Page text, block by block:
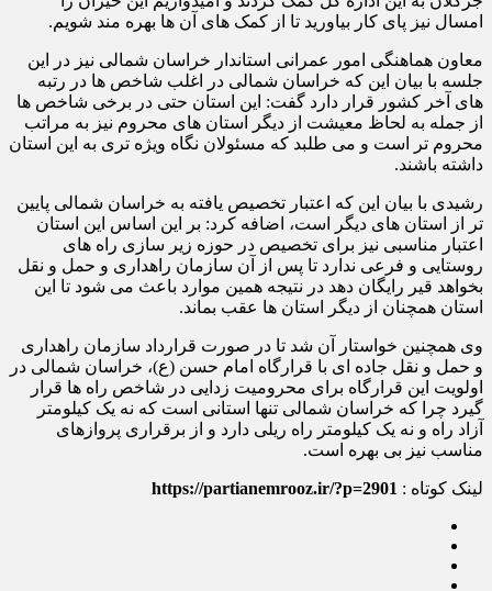
امسال نیز پای کار بیاورید تا از کمک های آن ها بهره مند شویم.
معاون هماهنگی امور عمرانی استاندار خراسان شمالی نیز در این
جلسه با بیان این که خراسان شمالی در اغلب شاخص ها در رتبه
های آخر کشور قرار دارد گفت: این استان حتی در برخی شاخص ها
از جمله به لحاظ معیشت از دیگر استان های محروم نیز به مراتب
محروم تر است و می طلبد که مسئولان نگاه ویژه تری به این استان
داشته باشند.
رشیدی با بیان این که اعتبار تخصیص یافته به خراسان شمالی پایین
تر از استان های دیگر است، اضافه کرد: بر این اساس این استان
اعتبار مناسبی نیز برای تخصیص در حوزه زیر سازی راه های
روستایی و فرعی ندارد تا پس از آن سازمان راهداری و حمل و نقل
بخواهد قیر رایگان دهد در نتیجه همین موارد باعث می شود تا این
استان همچنان از دیگر استان ها عقب بماند.
وی همچنین خواستار آن شد تا در صورت قرارداد سازمان راهداری
و حمل و نقل جاده ای با قرارگاه امام حسن (ع)، خراسان شمالی در
اولویت این قرارگاه برای محرومیت زدایی در شاخص راه ها قرار
گیرد چرا که خراسان شمالی تنها استانی است که نه یک کیلومتر
آزاد راه و نه یک کیلومتر راه ریلی دارد و از برقراری پروازهای
مناسب نیز بی بهره است.
لینک کوتاه : https://partianemrooz.ir/?p=2901